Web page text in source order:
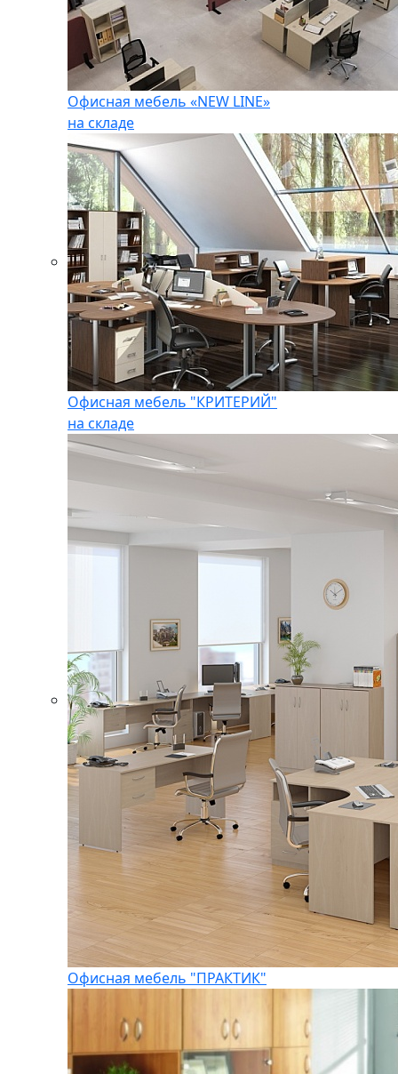
Офисная мебель «NEW LINE»
на складе
Офисная мебель "КРИТЕРИЙ"
на складе
Офисная мебель "ПРАКТИК"